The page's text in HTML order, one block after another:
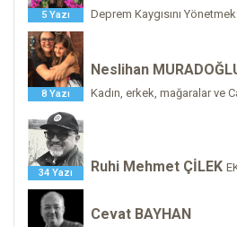
5 Yazı Deprem Kaygısını
8 Yazı
Neslihan
Kadın, erkek, mağaralar ve
34 Yazı Ruhi Mehmet ÇİLEK
Cevat BAYHAN